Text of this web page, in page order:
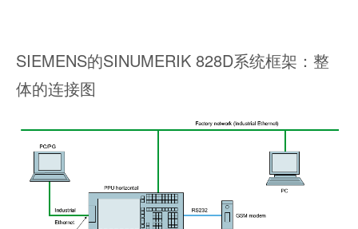
SIEMENS的SINUMERIK 828D系统框架：整
体的连接图